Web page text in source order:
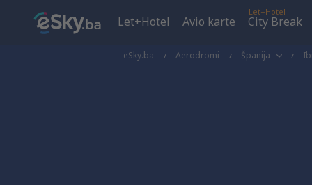
Let+Hotel Avio karte
Let+Hotel
City Break
eSky.ba Aerodromi Španija